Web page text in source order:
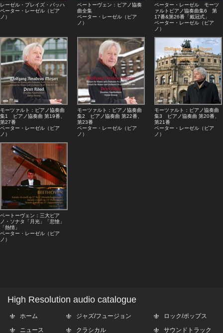
レーゼル・プレイズ・バッハ
ペーター・レーゼル（ピア
ノ）
ベートーヴェン：ピアノ協奏
曲全集
ペーター・レーゼル（ピア
ノ）
ペーター・レーゼル モーツ
ァルトピアノ協奏曲集6 第
17番&第26番「戴冠式」
ペーター・レーゼル（ピア
ノ）
モーツァルト：ピアノ協奏曲
集1 ピアノ協奏曲 第19番、
第27番
ペーター・レーゼル（ピア
ノ）
モーツァルト：ピアノ協奏曲
集2 ピアノ協奏曲 第22番、
第23番
ペーター・レーゼル（ピア
ノ）
モーツァルト：ピアノ協奏曲
集3 ピアノ協奏曲 第20番、
第21番
ペーター・レーゼル（ピア
ノ）
ベートーヴェン：三大ピア
ノ・ソナタ「月光」「悲愴」
「熱情」
ペーター・レーゼル（ピア
ノ）
High Resolution audio catalogue
ホーム
ニュース
ジャズ/フュージョン
クラシカル
ロック/ポップス
サウンドトラック